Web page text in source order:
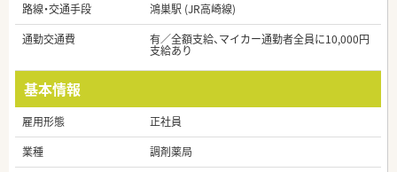
路線・交通手段
鴻巣駅 (JR高崎線)
通勤交通費
有／全額支給、マイカー通勤者全員に10,000円
支給あり
基本情報
雇用形態
正社員
業種
調剤薬局